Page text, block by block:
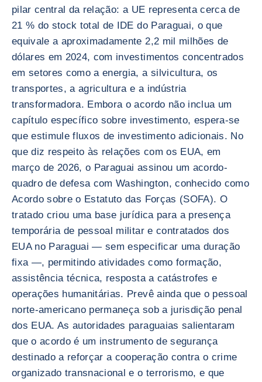
pilar central da relação: a UE representa cerca de
21 % do stock total de IDE do Paraguai, o que
equivale a aproximadamente 2,2 mil milhões de
dólares em 2024, com investimentos concentrados
em setores como a energia, a silvicultura, os
transportes, a agricultura e a indústria
transformadora. Embora o acordo não inclua um
capítulo específico sobre investimento, espera-se
que estimule fluxos de investimento adicionais. No
que diz respeito às relações com os EUA, em
março de 2026, o Paraguai assinou um acordo-
quadro de defesa com Washington, conhecido como
Acordo sobre o Estatuto das Forças (SOFA). O
tratado criou uma base jurídica para a presença
temporária de pessoal militar e contratados dos
EUA no Paraguai — sem especificar uma duração
fixa —, permitindo atividades como formação,
assistência técnica, resposta a catástrofes e
operações humanitárias. Prevê ainda que o pessoal
norte-americano permaneça sob a jurisdição penal
dos EUA. As autoridades paraguaias salientaram
que o acordo é um instrumento de segurança
destinado a reforçar a cooperação contra o crime
organizado transnacional e o terrorismo, e que